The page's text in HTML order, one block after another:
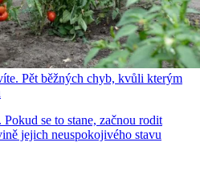
Pět běžných chyb, kvůli kterým
se to stane, začnou rodit
jejich neuspokojivého stavu